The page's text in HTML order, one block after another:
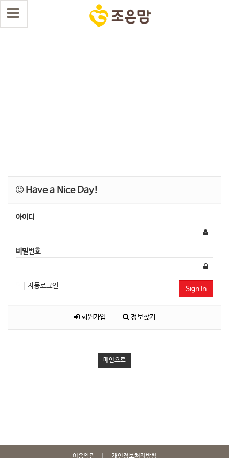
Have a Nice Day!
아이디
비밀번호
자동로그인 Sign In
회원가입 정보찾기
메인으로
이용약관 개인정보처리방침